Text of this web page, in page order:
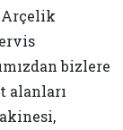
Arçelik
bizlere
alanları